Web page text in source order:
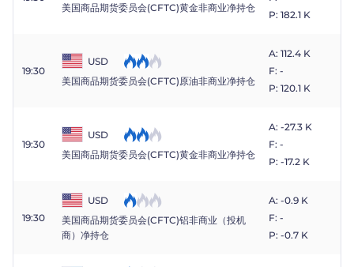
美国商品期货委员会(CFTC)黄金非商业净持仓
P: 182.1 K
19:30
USD
美国商品期货委员会(CFTC)原油非商业净持仓
A: 112.4 K
F: -
P: 120.1 K
19:30
USD
美国商品期货委员会(CFTC)黄金非商业净持仓
A: -27.3 K
F: -
P: -17.2 K
19:30
USD
美国商品期货委员会(CFTC)铝非商业（投机
商）净持仓
A: -0.9 K
F: -
P: -0.7 K